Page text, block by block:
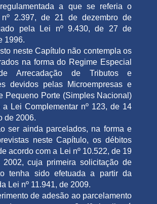
regulamentada a que se referia o
nº 2.397, de 21 de dezembro de
pela Lei nº 9.430, de 27 de
1996.
neste Capítulo não contempla os
na forma do Regime Especial
Arrecadação de Tributos e
devidos pelas Microempresas e
Pequeno Porte (Simples Nacional)
a Lei Complementar nº 123, de 14
de 2006.
ser ainda parcelados, na forma e
neste Capítulo, os débitos
acordo com a Lei nº 10.522, de 19
cuja primeira solicitação de
tenha sido efetuada a partir da
Lei nº 11.941, de 2009.
de adesão ao parcelamento